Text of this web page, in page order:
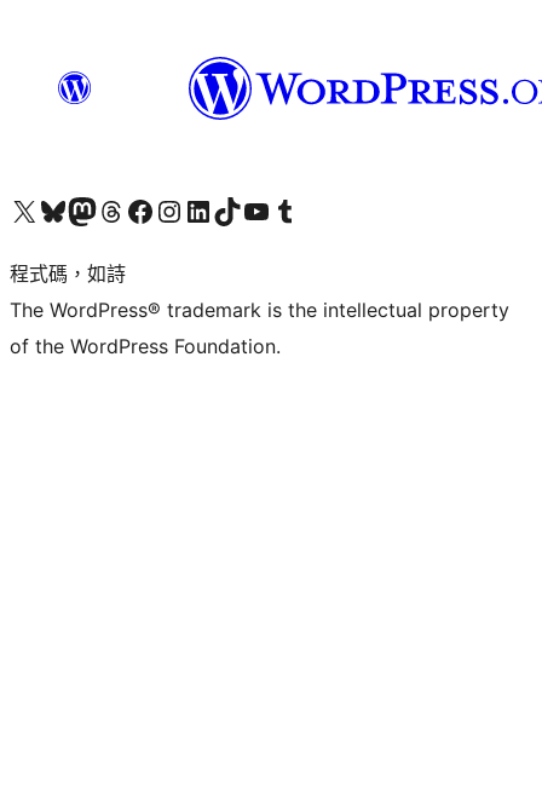
查看我們的 X (之前的 Twitter) 帳號造訪我們的 Bluesky 帳號造訪我們的 Mastodon 帳號造訪我們的 Threads 帳號 造訪我們的 Facebook 粉絲專頁Visit our Instagram account
Visit our LinkedIn account
造訪我們的 TikTok 帳號Visit our YouTube channel
造訪我們的 Tumblr 帳號
程式碼，如詩
The WordPress® trademark is the intellectual property
of the WordPress Foundation.